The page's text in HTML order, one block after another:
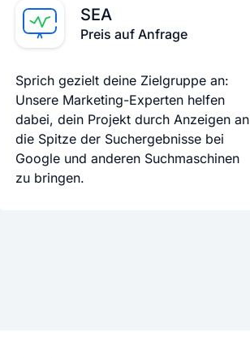
SEA
Preis auf Anfrage
Sprich gezielt deine Zielgruppe an:
Unsere Marketing-Experten helfen
dabei, dein Projekt durch Anzeigen an
die Spitze der Suchergebnisse bei
Google und anderen Suchmaschinen
zu bringen.